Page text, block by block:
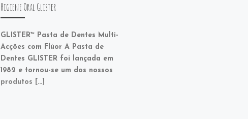
Higiene Oral Glister
GLISTER™ Pasta de Dentes Multi-
Acções com Flúor A Pasta de
Dentes GLISTER foi lançada em
1982 e tornou-se um dos nossos
produtos […]